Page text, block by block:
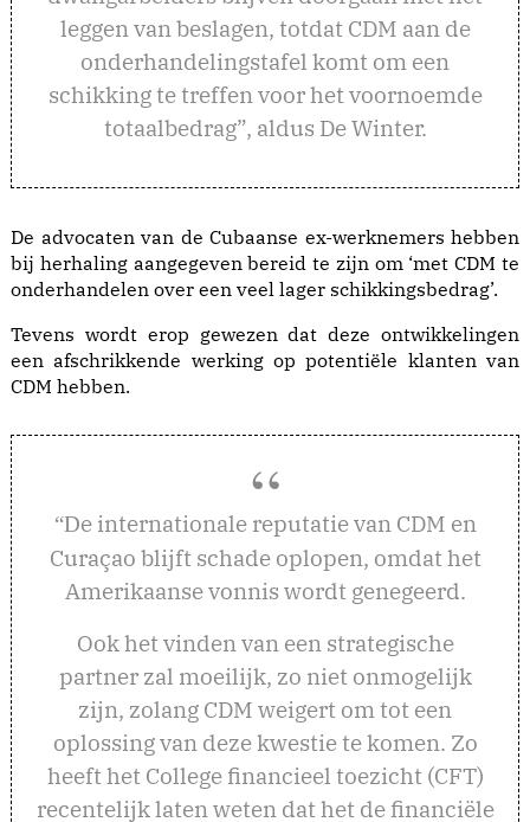
leggen van beslagen, totdat CDM aan de
onderhandelingstafel komt om een
schikking te treffen voor het voornoemde
totaalbedrag”, aldus De Winter.
De advocaten van de Cubaanse ex-werknemers hebben
bij herhaling aangegeven bereid te zijn om ‘met CDM te
onderhandelen over een veel lager schikkingsbedrag’.
Tevens wordt erop gewezen dat deze ontwikkelingen
een afschrikkende werking op potentiële klanten van
CDM hebben.
“De internationale reputatie van CDM en
Curaçao blijft schade oplopen, omdat het
Amerikaanse vonnis wordt genegeerd.
Ook het vinden van een strategische
partner zal moeilijk, zo niet onmogelijk
zijn, zolang CDM weigert om tot een
oplossing van deze kwestie te komen. Zo
heeft het College financieel toezicht (CFT)
recentelijk laten weten dat het de financiële